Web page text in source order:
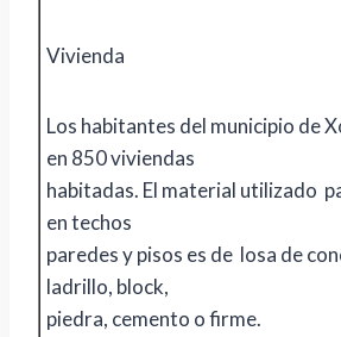
Vivienda
Los habitantes del municipio de
en 850 viviendas
habitadas. El material utilizado
en techos
paredes y pisos es de losa de
ladrillo, block,
piedra, cemento o firme.